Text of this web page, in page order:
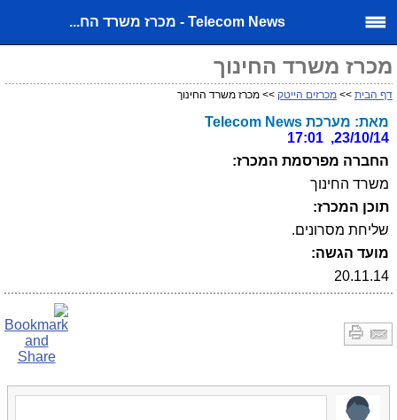
Telecom News - מכרז משרד הח...
מכרז משרד החינוך
דף הבית >> מכרזים הייטק >> מכרז משרד החינוך
מאת: מערכת Telecom News
23/10/14, 17:01
החברה מפרסמת המכרז:
משרד החינוך
תוכן המכרז:
שליחת מסרונים.
מועד הגשה:
20.11.14